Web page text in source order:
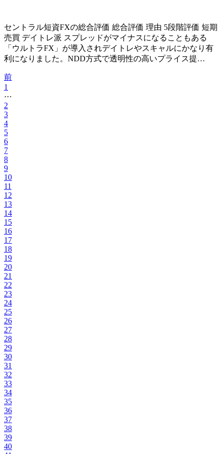
セントラル短資FXの総合評価 総合評価 理由 5段階評価 短期
売買 デイトレ派 スプレッドがマイナスになることもある
「ウルトラFX」が導入されデイトレやスキャルにかなり有
利になりました。NDD方式で透明性の高いプライス提…
前
1
⋯
2
3
4
5
6
7
8
9
10
11
12
13
14
15
16
17
18
19
20
21
22
23
24
25
26
27
28
29
30
31
32
33
34
35
36
37
38
39
40